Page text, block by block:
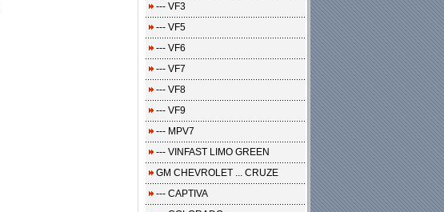
--- VF3
--- VF5
--- VF6
--- VF7
--- VF8
--- VF9
--- MPV7
--- VINFAST LIMO GREEN
GM CHEVROLET ... CRUZE
--- CAPTIVA